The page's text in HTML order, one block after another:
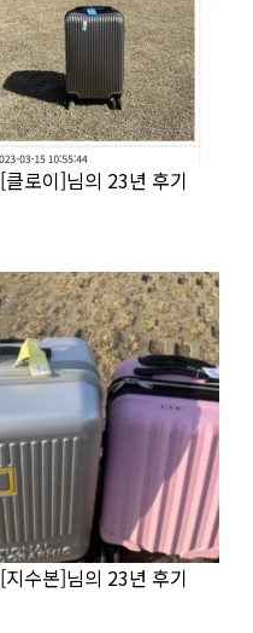
[클로이]님의 23년 후기
[지수본]님의 23년 후기